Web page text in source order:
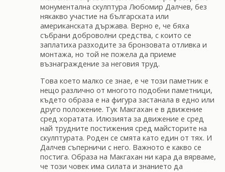
монументална скулптура Любомир Далчев, без
някакво участие на българската или
американската държава. Верно е, че бяха
събрани доброволни средства, с които се
заплатиха разходите за бронзовата отливка и
монтажа, но той не пожела да приеме
възнаграждение за неговия труд.
Това което малко се знае, е че този паметник е
нещо различно от многото подобни паметници,
където образа е на фигура застанала в едно или
друго положение. Тук Макгахан е в движение
сред хоратата. Илюзията за движение е сред
най трудните постижения сред майсторите на
скулптурата. Роден се смята като един от тях. И
Далчев съперничи с него. Важното е какво се
постига. Образа на Макгахан ни кара да вярваме,
че този човек има силата и знанието да